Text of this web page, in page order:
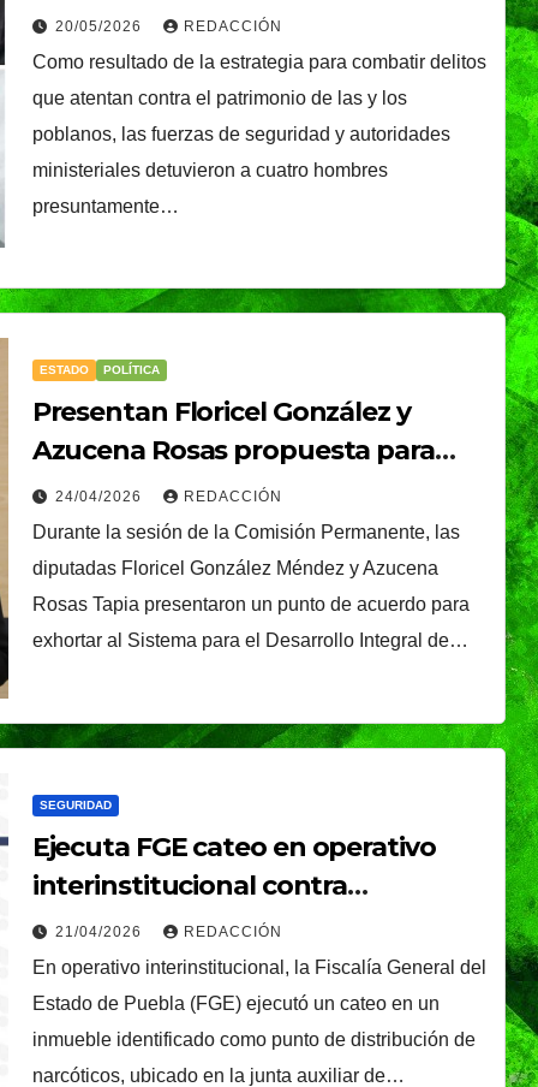
hombres
20/05/2026 REDACCIÓN
Como resultado de la estrategia para combatir delitos
que atentan contra el patrimonio de las y los
poblanos, las fuerzas de seguridad y autoridades
ministeriales detuvieron a cuatro hombres
presuntamente…
ESTADO POLÍTICA
Presentan Floricel González y
Azucena Rosas propuesta para
fortalecer canales de denuncia
contra maltrato de personas
adultas mayores
24/04/2026 REDACCIÓN
Durante la sesión de la Comisión Permanente, las
diputadas Floricel González Méndez y Azucena
Rosas Tapia presentaron un punto de acuerdo para
exhortar al Sistema para el Desarrollo Integral de…
SEGURIDAD
Ejecuta FGE cateo en operativo
interinstitucional contra
narcomenudeo en Coronango
21/04/2026 REDACCIÓN
En operativo interinstitucional, la Fiscalía General del
Estado de Puebla (FGE) ejecutó un cateo en un
inmueble identificado como punto de distribución de
narcóticos, ubicado en la junta auxiliar de…
el
que
TENDENCIA
Oreo® y BTS lanzan
su edición limitada
en México
30/07/2026 VERÓNICA ANDRADE